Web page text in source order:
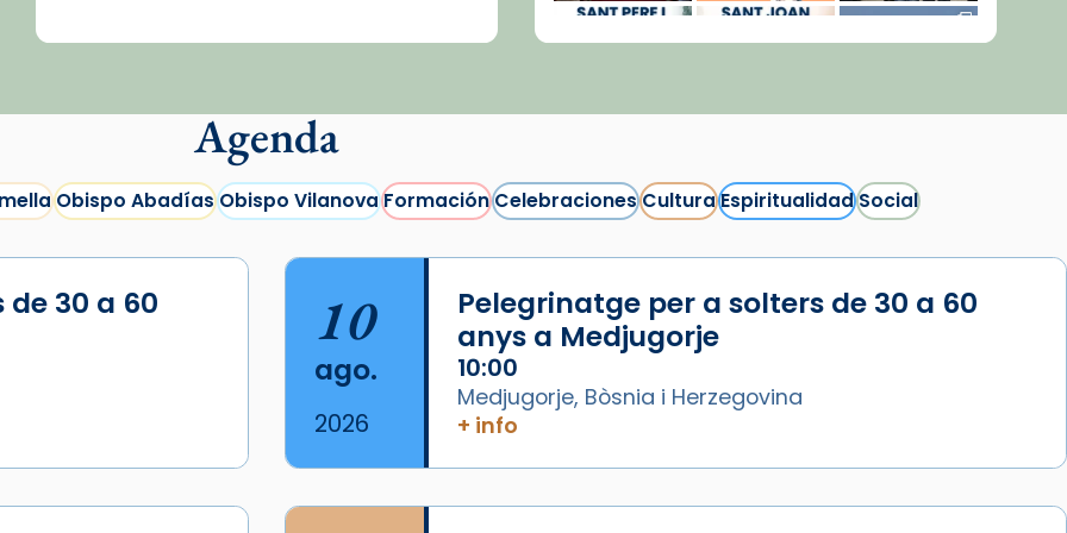
Cargar más...
Agenda
Obispo AbadíasObispo VilanovaFormaciónCelebracionesCulturaEspiritualidadSocial
30 a 60
10
ago.
2026
Pelegrinatge per a solters de 30 a 60
anys a Medjugorje
10:00
Medjugorje, Bòsnia i Herzegovina
+ info